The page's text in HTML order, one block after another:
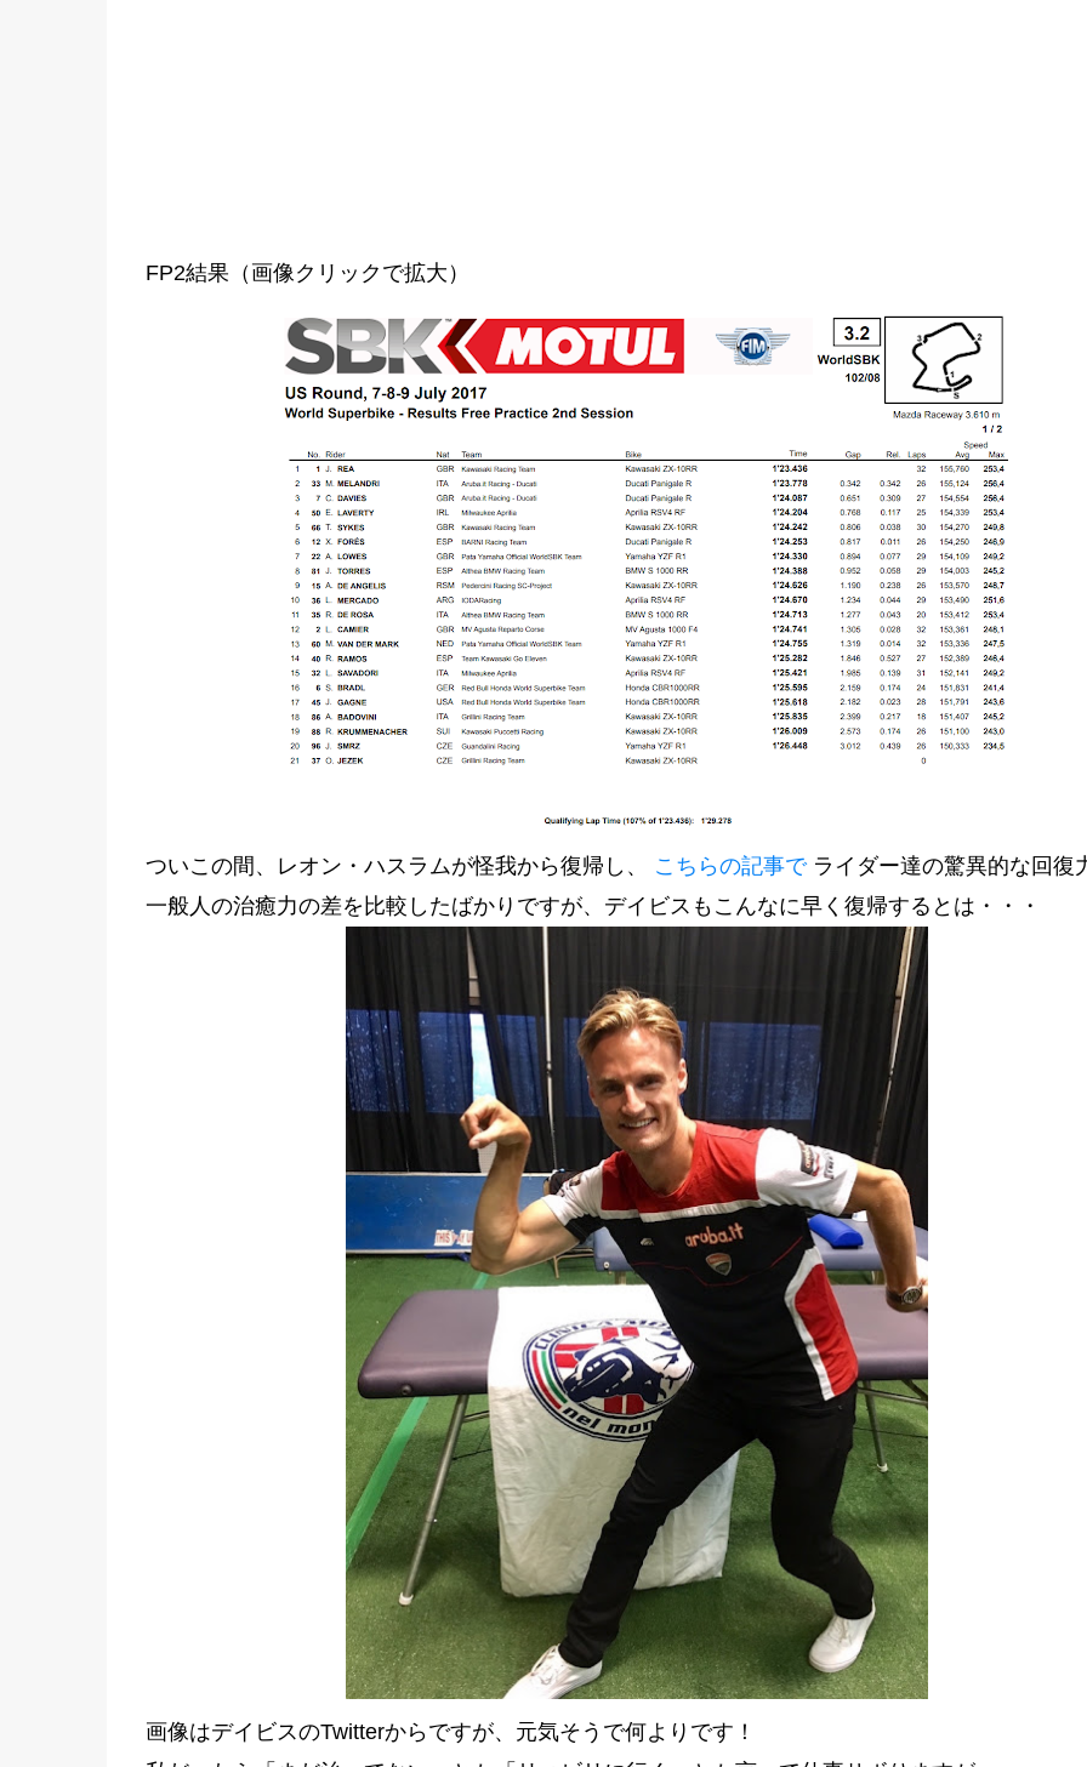
FP2結果（画像クリックで拡大）
ついこの間、レオン・ハスラムが怪我から復帰し、 こちらの記事でライダー達の驚異的な回復
一般人の治癒力の差を比較したばかりですが、デイビスもこんなに早く復帰するとは・・・
画像はデイビスのTwitterからですが、元気そうで何よりです！